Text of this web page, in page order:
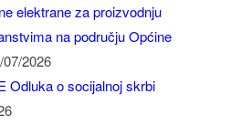
elektrane za proizvodnju
na području Općine
07/2026
Odluka o socijalnoj skrbi